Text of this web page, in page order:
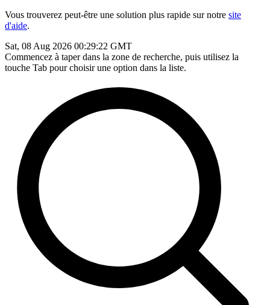
Vous trouverez peut-être une solution plus rapide sur notre site
d'aide.
Sat, 08 Aug 2026 00:29:22 GMT
Commencez à taper dans la zone de recherche, puis utilisez la
touche Tab pour choisir une option dans la liste.